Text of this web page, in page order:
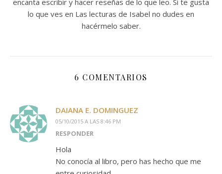
lo que ves en Las lecturas de Isabel no dudes en
hacérmelo saber.
6 COMENTARIOS
DAIANA E. DOMINGUEZ
05/10/2015 A LAS 8:46 PM
RESPONDER
Hola
No conocía al libro, pero has hecho que me